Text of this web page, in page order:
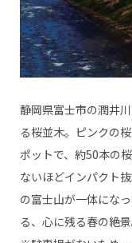
静岡県富士市の潤井
る桜並木。ピンクの
ポットで、約50本の
ないほどインパクト
の富士山が一体にな
る、心に残る春の絶景